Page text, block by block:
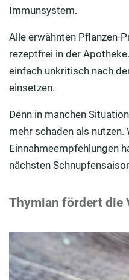
Immunsystem.
Alle erwähnten Pflanzen-
rezeptfrei in der
einfach unkritisch nach
einsetzen.
Denn in manchen
mehr schaden als nutzen.
Einnahmeempfehlungen
nächsten
Thymian fördert die